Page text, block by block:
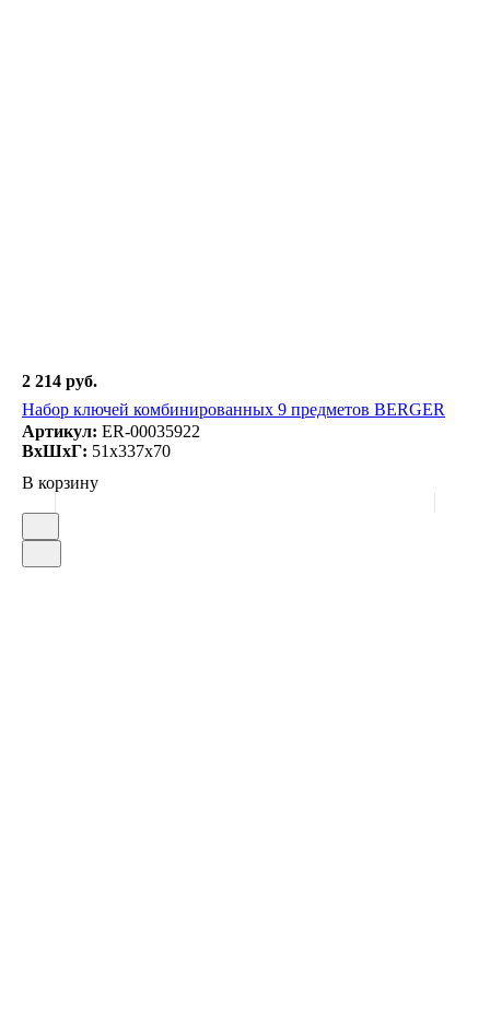
2 214 руб.
Набор ключей комбинированных 9 предметов BERGER
Артикул: ER-00035922
ВxШxГ: 51x337x70
В корзину